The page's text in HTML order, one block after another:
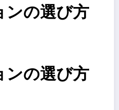
ンの選び方
ンの選び方